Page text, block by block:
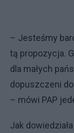
– Jesteśmy
tą propozycja.
dla małych
dopuszczeni
– mówi PAP
Jak